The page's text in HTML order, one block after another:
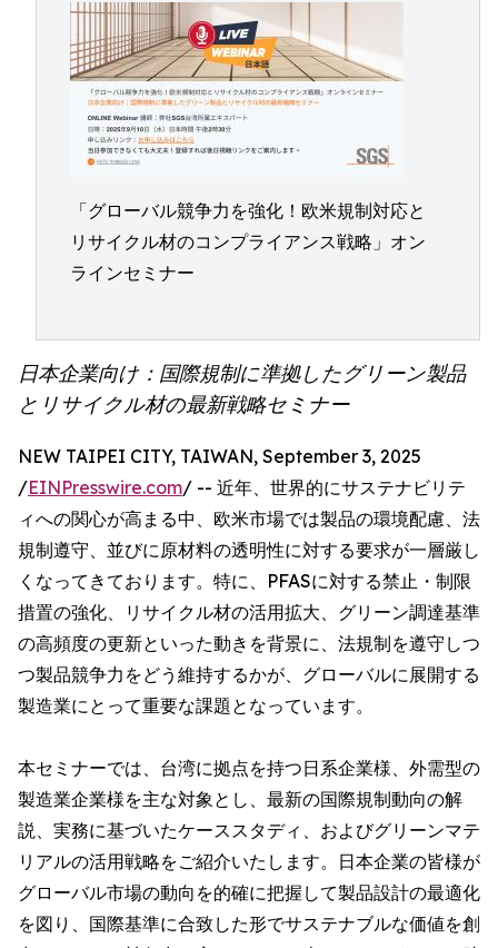
「グローバル競争力を強化！欧米規制対応と
リサイクル材のコンプライアンス戦略」オン
ラインセミナー
日本企業向け：国際規制に準拠したグリーン製品
とリサイクル材の最新戦略セミナー
NEW TAIPEI CITY, TAIWAN, September 3, 2025
/EINPresswire.com/ -- 近年、世界的にサステナビリテ
ィへの関心が高まる中、欧米市場では製品の環境配慮、法
規制遵守、並びに原材料の透明性に対する要求が一層厳し
くなってきております。特に、PFASに対する禁止・制限
措置の強化、リサイクル材の活用拡大、グリーン調達基準
の高頻度の更新といった動きを背景に、法規制を遵守しつ
つ製品競争力をどう維持するかが、グローバルに展開する
製造業にとって重要な課題となっています。
本セミナーでは、台湾に拠点を持つ日系企業様、外需型の
製造業企業様を主な対象とし、最新の国際規制動向の解
説、実務に基づいたケーススタディ、およびグリーンマテ
リアルの活用戦略をご紹介いたします。日本企業の皆様が
グローバル市場の動向を的確に把握して製品設計の最適化
を図り、国際基準に合致した形でサステナブルな価値を創